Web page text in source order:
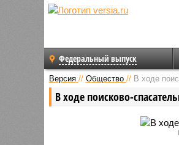
Федеральный выпуск
Версия // Общество // В ходе
В ходе поисково-